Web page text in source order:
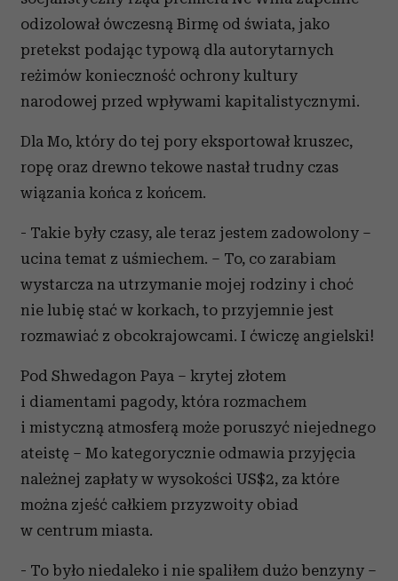
odizolował ówczesną Birmę od świata, jako
pretekst podając typową dla autorytarnych
reżimów konieczność ochrony kultury
narodowej przed wpływami kapitalistycznymi.
Dla Mo, który do tej pory eksportował kruszec,
ropę oraz drewno tekowe nastał trudny czas
wiązania końca z końcem.
- Takie były czasy, ale teraz jestem zadowolony –
ucina temat z uśmiechem. – To, co zarabiam
wystarcza na utrzymanie mojej rodziny i choć
nie lubię stać w korkach, to przyjemnie jest
rozmawiać z obcokrajowcami. I ćwiczę angielski!
Pod Shwedagon Paya – krytej złotem
i diamentami pagody, która rozmachem
i mistyczną atmosferą może poruszyć niejednego
ateistę – Mo kategorycznie odmawia przyjęcia
należnej zapłaty w wysokości US$2, za które
można zjeść całkiem przyzwoity obiad
w centrum miasta.
- To było niedaleko i nie spaliłem dużo benzyny –